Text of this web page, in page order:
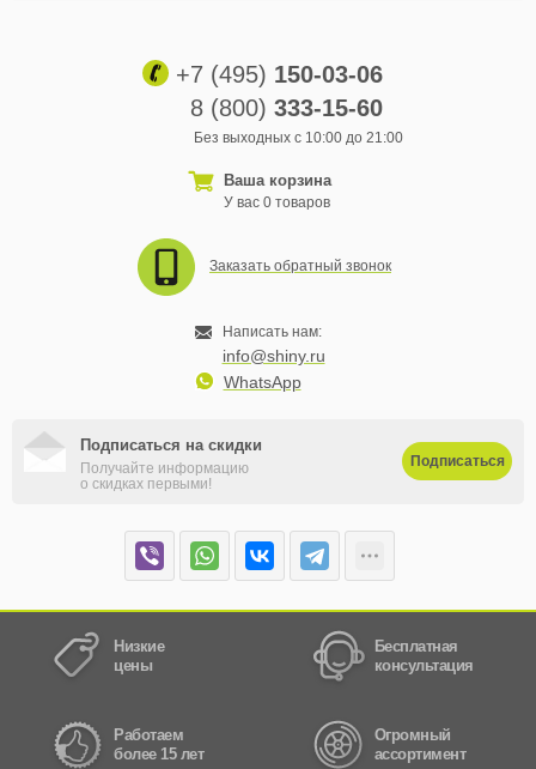
+7 (495) 150-03-06
8 (800) 333-15-60
Без выходных с 10:00 до 21:00
Ваша корзина
У вас 0 товаров
Заказать обратный звонок
Написать нам:
info@shiny.ru
WhatsApp
Подписаться на скидки
Получайте информацию
о скидках первыми!
Подписаться
Низкие
цены
Бесплатная
консультация
Работаем
более 15 лет
Огромный
ассортимент